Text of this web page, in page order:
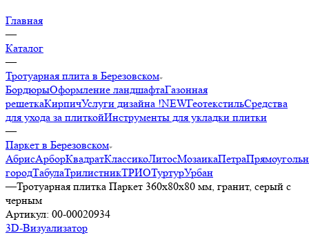
Главная
—
Каталог
—
Тротуарная плита в Березовском
БордюрыОформление ландшафтаГазонная
решеткаКирпичУслуги дизайна !NEWГеотекстильСредства
для ухода за плиткойИнструменты для укладки плитки
—
Паркет в Березовском
АбрисАрборКвадратКлассикоЛитосМозаикаПетра
городТабулаТрилистникТРИОТуртурУрбан
—Тротуарная плитка Паркет 360х80х80 мм, гранит, серый с
черным
Артикул: 00-00020934
3D-Визуализатор